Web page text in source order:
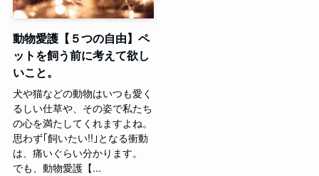
動物愛護【５つの自由】ペ
ットを飼う前に考えて欲し
いこと。
犬や猫などの動物はいつも愛く
るしい仕草や、その姿で私たち
の心を満たしてくれますよね。
思わず｢飼いたい!!｣となる衝動
は、痛いぐらい分かります。
でも、動物愛護【...